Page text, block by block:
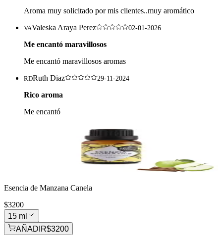
Aroma muy solicitado por mis clientes..muy aromático
VAValeska Araya Perez 02-01-2026
Me encantó maravillosos
Me encantó maravillosos aromas
RDRuth Diaz 29-11-2024
Rico aroma
Me encantó
Esencia de Manzana Canela
$3200
15 ml
AÑADIR$3200